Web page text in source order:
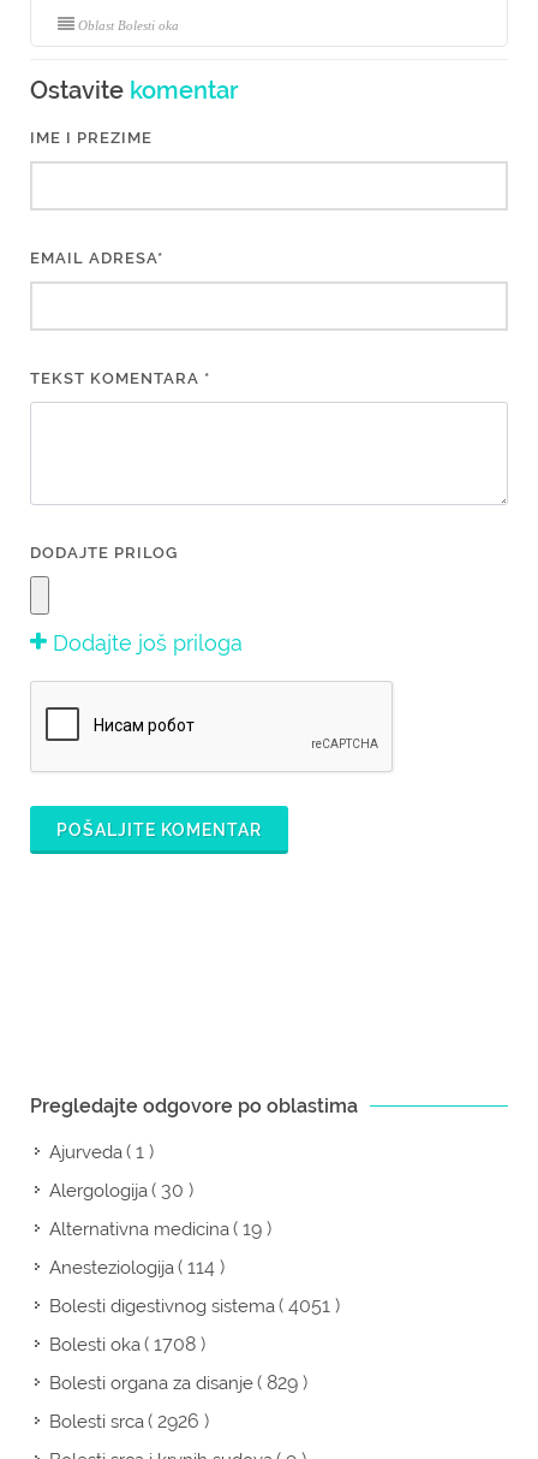
Oblast Bolesti oka
Ostavite komentar
IME I PREZIME
EMAIL ADRESA*
TEKST KOMENTARA *
DODAJTE PRILOG
Dodajte još priloga
POŠALJITE KOMENTAR
Pregledajte odgovore po oblastima
Ajurveda( 1 )
Alergologija( 30 )
Alternativna medicina( 19 )
Anesteziologija( 114 )
Bolesti digestivnog sistema( 4051 )
Bolesti oka( 1708 )
Bolesti organa za disanje( 829 )
Bolesti srca( 2926 )